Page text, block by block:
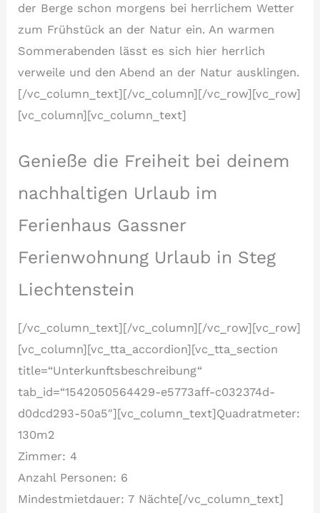
der Berge schon morgens bei herrlichem Wetter
zum Frühstück an der Natur ein. An warmen
Sommerabenden lässt es sich hier herrlich
verweile und den Abend an der Natur ausklingen.
[/vc_column_text][/vc_column][/vc_row][vc_row]
[vc_column][vc_column_text]
Genieße die Freiheit bei deinem
nachhaltigen Urlaub im
Ferienhaus Gassner
Ferienwohnung Urlaub in Steg
Liechtenstein
[/vc_column_text][/vc_column][/vc_row][vc_row]
[vc_column][vc_tta_accordion][vc_tta_section
title=“Unterkunftsbeschreibung“
tab_id=“1542050564429-e5773aff-c032374d-
d0dcd293-50a5″][vc_column_text]Quadratmeter:
130m2
Zimmer: 4
Anzahl Personen: 6
Mindestmietdauer: 7 Nächte[/vc_column_text]